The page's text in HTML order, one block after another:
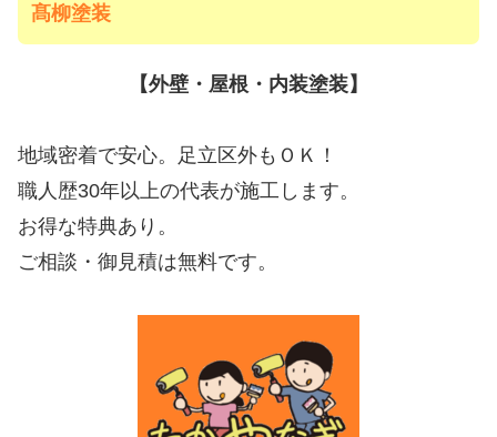
髙柳塗装
【外壁・屋根・内装塗装】
地域密着で安心。足立区外もＯＫ！
職人歴30年以上の代表が施工します。
お得な特典あり。
ご相談・御見積は無料です。